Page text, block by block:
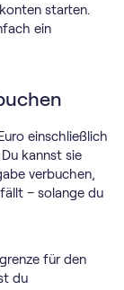
starten.
ein
einschließlich
kannst sie
verbuchen,
– solange du
für den
du